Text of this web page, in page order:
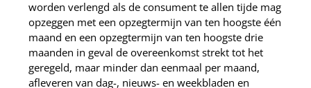
worden verlengd als de consument te allen tijde mag
opzeggen met een opzegtermijn van ten hoogste één
maand en een opzegtermijn van ten hoogste drie
maanden in geval de overeenkomst strekt tot het
geregeld, maar minder dan eenmaal per maand,
afleveren van dag-, nieuws- en weekbladen en